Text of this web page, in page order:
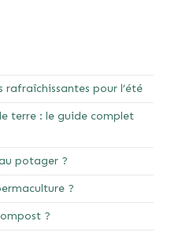
rafraîchissantes pour l’été
terre : le guide complet
potager ?
?
?